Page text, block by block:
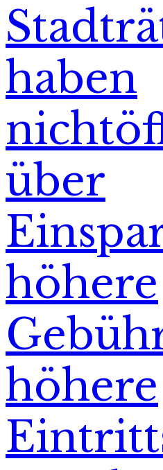
haben
über
höhere
höhere